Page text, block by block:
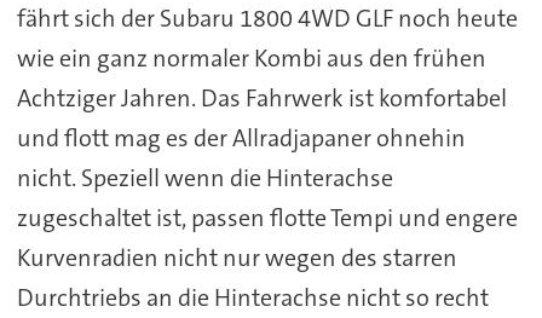
fährt sich der Subaru 1800 4WD GLF noch heute
wie ein ganz normaler Kombi aus den frühen
Achtziger Jahren. Das Fahrwerk ist komfortabel
und flott mag es der Allradjapaner ohnehin
nicht. Speziell wenn die Hinterachse
zugeschaltet ist, passen flotte Tempi und engere
Kurvenradien nicht nur wegen des starren
Durchtriebs an die Hinterachse nicht so recht